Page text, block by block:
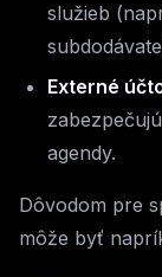
služieb
Externé
agendy.
Dôvodom pre
môže byť